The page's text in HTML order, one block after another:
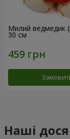
Милий ведмедик
30 см
Наші